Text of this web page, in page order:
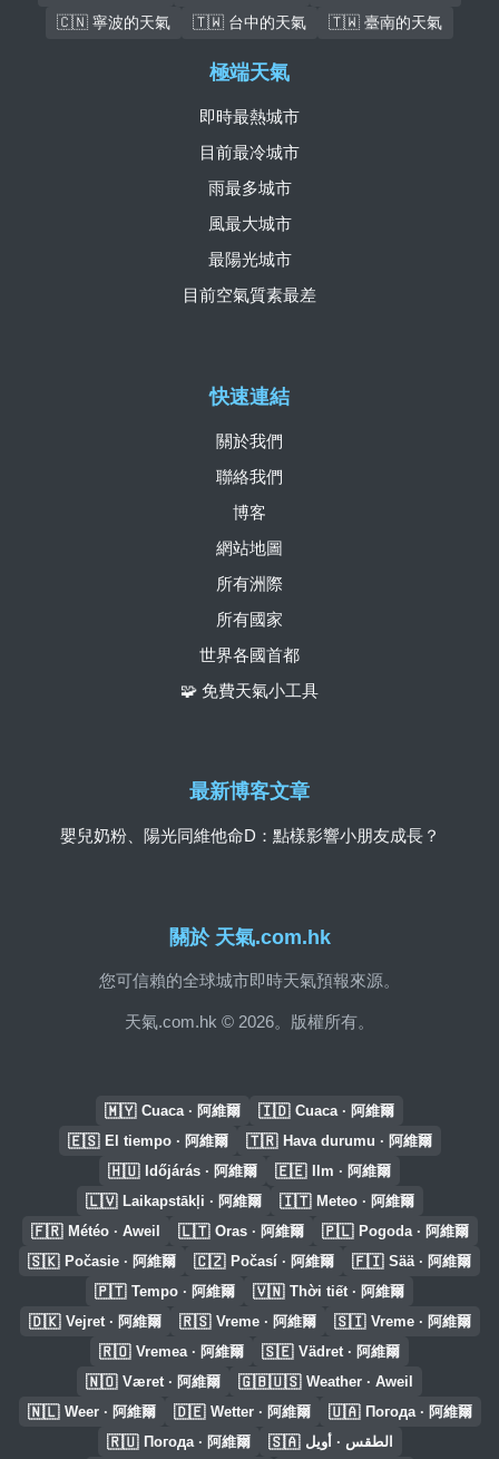
🇨🇳 寧波的天氣
🇹🇼 台中的天氣 🇹🇼 臺南的天氣
關於 天氣.com.hk
您可信賴的全球城市即時天氣預報來源。
天氣.com.hk © 2026。版權所有。
快速連結
關於我們
聯絡我們
博客
網站地圖
所有洲際
所有國家
世界各國首都
🧩 免費天氣小工具
極端天氣
即時最熱城市
目前最冷城市
雨最多城市
風最大城市
最陽光城市
目前空氣質素最差
最新博客文章
嬰兒奶粉、陽光同維他命D：點樣影響小朋友成長？
🇲🇾 Cuaca · 阿維爾 🇮🇩 Cuaca · 阿維爾
🇪🇸 El tiempo · 阿維爾 🇹🇷 Hava durumu · 阿維爾
🇭🇺 Időjárás · 阿維爾 🇪🇪 Ilm · 阿維爾
🇱🇻 Laikapstākļi · 阿維爾 🇮🇹 Meteo · 阿維爾
🇫🇷 Météo · Aweil 🇱🇹 Oras · 阿維爾 🇵🇱 Pogoda · 阿維爾
🇸🇰 Počasie · 阿維爾 🇨🇿 Počasí · 阿維爾 🇫🇮 Sää · 阿維爾
🇵🇹 Tempo · 阿維爾 🇻🇳 Thời tiết · 阿維爾
🇩🇰 Vejret · 阿維爾 🇷🇸 Vreme · 阿維爾 🇸🇮 Vreme · 阿維爾
🇷🇴 Vremea · 阿維爾 🇸🇪 Vädret · 阿維爾
🇳🇴 Været · 阿維爾 🇬🇧🇺🇸 Weather · Aweil
🇳🇱 Weer · 阿維爾 🇩🇪 Wetter · 阿維爾 🇺🇦 Погода · 阿維爾
🇷🇺 Погода · 阿維爾 🇸🇦 الطقس · أويل